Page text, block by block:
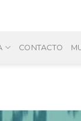
CONTACTO